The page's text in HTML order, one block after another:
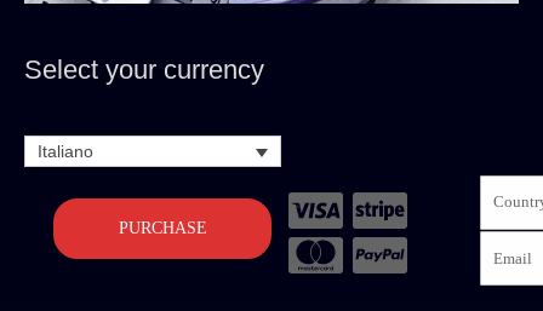
Select your currency
Italiano
PURCHASE